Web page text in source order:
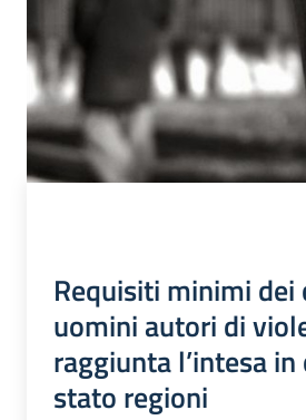
Requisiti minimi dei
uomini autori di
raggiunta l’intesa
stato regioni